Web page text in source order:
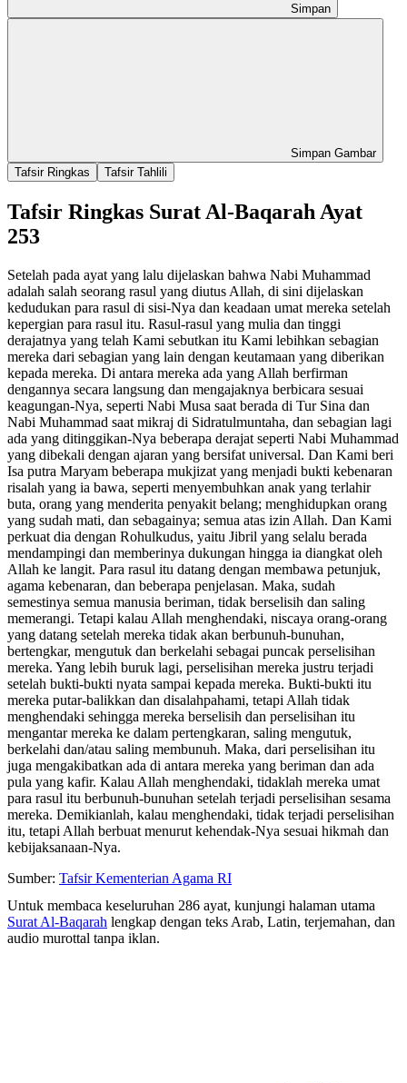
Simpan
Simpan Gambar
Tafsir Ringkas
Tafsir Tahlili
Tafsir Ringkas Surat Al-Baqarah Ayat
253
Setelah pada ayat yang lalu dijelaskan bahwa Nabi Muhammad
adalah salah seorang rasul yang diutus Allah, di sini dijelaskan
kedudukan para rasul di sisi-Nya dan keadaan umat mereka setelah
kepergian para rasul itu. Rasul-rasul yang mulia dan tinggi
derajatnya yang telah Kami sebutkan itu Kami lebihkan sebagian
mereka dari sebagian yang lain dengan keutamaan yang diberikan
kepada mereka. Di antara mereka ada yang Allah berfirman
dengannya secara langsung dan mengajaknya berbicara sesuai
keagungan-Nya, seperti Nabi Musa saat berada di Tur Sina dan
Nabi Muhammad saat mikraj di Sidratulmuntaha, dan sebagian lagi
ada yang ditinggikan-Nya beberapa derajat seperti Nabi Muhammad
yang dibekali dengan ajaran yang bersifat universal. Dan Kami beri
Isa putra Maryam beberapa mukjizat yang menjadi bukti kebenaran
risalah yang ia bawa, seperti menyembuhkan anak yang terlahir
buta, orang yang menderita penyakit belang; menghidupkan orang
yang sudah mati, dan sebagainya; semua atas izin Allah. Dan Kami
perkuat dia dengan Rohulkudus, yaitu Jibril yang selalu berada
mendampingi dan memberinya dukungan hingga ia diangkat oleh
Allah ke langit. Para rasul itu datang dengan membawa petunjuk,
agama kebenaran, dan beberapa penjelasan. Maka, sudah
semestinya semua manusia beriman, tidak berselisih dan saling
memerangi. Tetapi kalau Allah menghendaki, niscaya orang-orang
yang datang setelah mereka tidak akan berbunuh-bunuhan,
bertengkar, mengutuk dan berkelahi sebagai puncak perselisihan
mereka. Yang lebih buruk lagi, perselisihan mereka justru terjadi
setelah bukti-bukti nyata sampai kepada mereka. Bukti-bukti itu
mereka putar-balikkan dan disalahpahami, tetapi Allah tidak
menghendaki sehingga mereka berselisih dan perselisihan itu
mengantar mereka ke dalam pertengkaran, saling mengutuk,
berkelahi dan/atau saling membunuh. Maka, dari perselisihan itu
juga mengakibatkan ada di antara mereka yang beriman dan ada
pula yang kafir. Kalau Allah menghendaki, tidaklah mereka umat
para rasul itu berbunuh-bunuhan setelah terjadi perselisihan sesama
mereka. Demikianlah, kalau menghendaki, tidak terjadi perselisihan
itu, tetapi Allah berbuat menurut kehendak-Nya sesuai hikmah dan
kebijaksanaan-Nya.
Sumber: Tafsir Kementerian Agama RI
Untuk membaca keseluruhan 286 ayat, kunjungi halaman utama
Surat Al-Baqarah lengkap dengan teks Arab, Latin, terjemahan, dan
audio murottal tanpa iklan.